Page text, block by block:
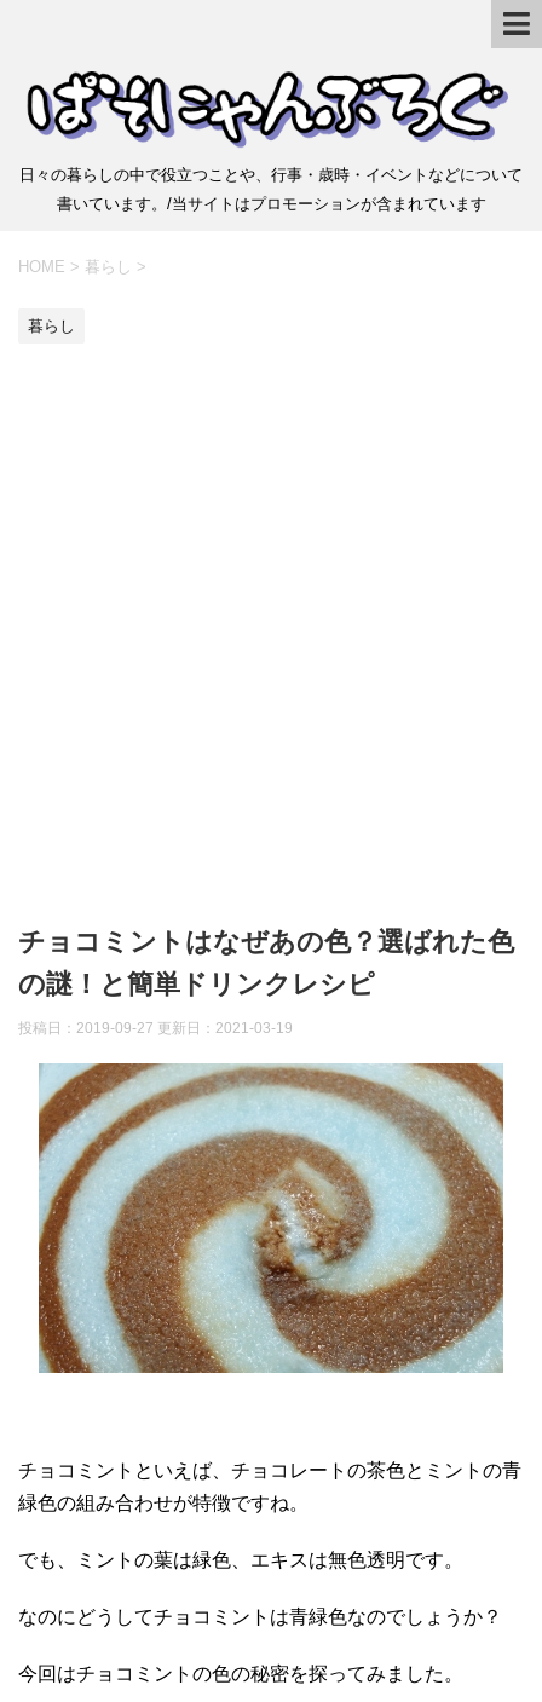
日々の暮らしの中で役立つことや、行事・歳時・イベントなどについて
書いています。/当サイトはプロモーションが含まれています
HOME > 暮らし >
暮らし
チョコミントはなぜあの色？選ばれた色
の謎！と簡単ドリンクレシピ
投稿日：2019-09-27 更新日： 2021-03-19
チョコミントといえば、チョコレートの茶色とミントの青
緑色の組み合わせが特徴ですね。
でも、ミントの葉は緑色、エキスは無色透明です。
なのにどうしてチョコミントは青緑色なのでしょうか？
今回はチョコミントの色の秘密を探ってみました。